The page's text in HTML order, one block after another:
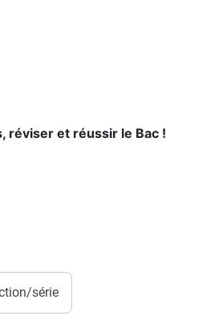
réviser et réussir le Bac !
série